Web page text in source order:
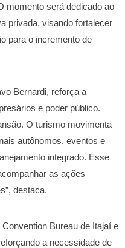
momento será dedicado ao
privada, visando fortalecer
para o incremento de
Bernardi, reforça a
e poder público.
O turismo movimenta
autônomos, eventos e
integrado. Esse
as ações
destaca.
Bureau de Itajaí e
a necessidade de